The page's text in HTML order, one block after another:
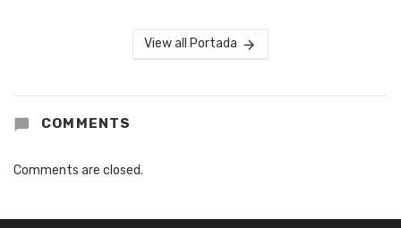
View all Portada
COMMENTS
Comments are closed.